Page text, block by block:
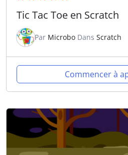
Tic Tac Toe en Scratch
Par Microbo Dans Scratch
Commencer à